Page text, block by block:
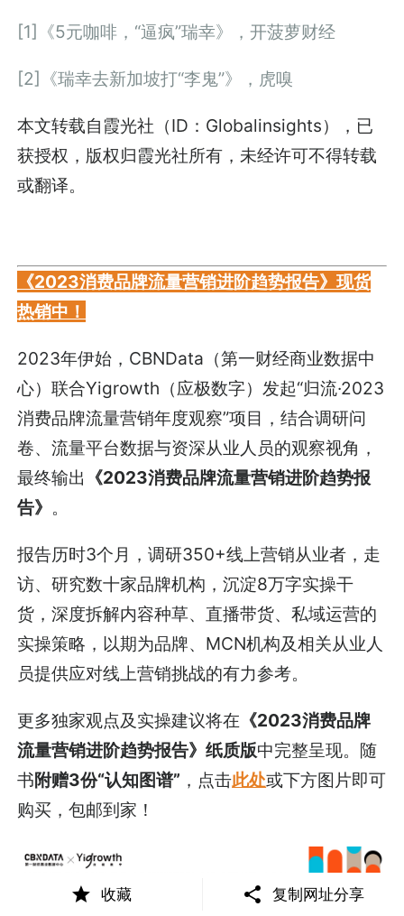
[1]《5元咖啡，“逼疯”瑞幸》，开菠萝财经
[2]《瑞幸去新加坡打“李鬼”》，虎嗅
本文转载自霞光社（ID：Globalinsights），已
获授权，版权归霞光社所有，未经许可不得转载
或翻译。
《2023消费品牌流量营销进阶趋势报告》现货
热销中！
2023年伊始，CBNData（第一财经商业数据中
心）联合Yigrowth（应极数字）发起“归流·2023
消费品牌流量营销年度观察”项目，结合调研问
卷、流量平台数据与资深从业人员的观察视角，
最终输出 《2023消费品牌流量营销进阶趋势报
告》 。
报告历时3个月，调研350+线上营销从业者，走
访、研究数十家品牌机构，沉淀8万字实操干
货，深度拆解内容种草、直播带货、私域运营的
实操策略，以期为品牌、MCN机构及相关从业人
员提供应对线上营销挑战的有力参考。
更多独家观点及实操建议将在 《2023消费品牌
流量营销进阶趋势报告》纸质版中完整呈现。随
书附赠3份“认知图谱” ，点击此处或下方图片即可
购买，包邮到家！
收藏 复制网址分享